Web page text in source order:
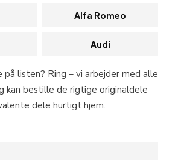
Alfa Romeo
Audi
listen? Ring – vi arbejder med alle
kan bestille de rigtige originaldele
dele hurtigt hjem.